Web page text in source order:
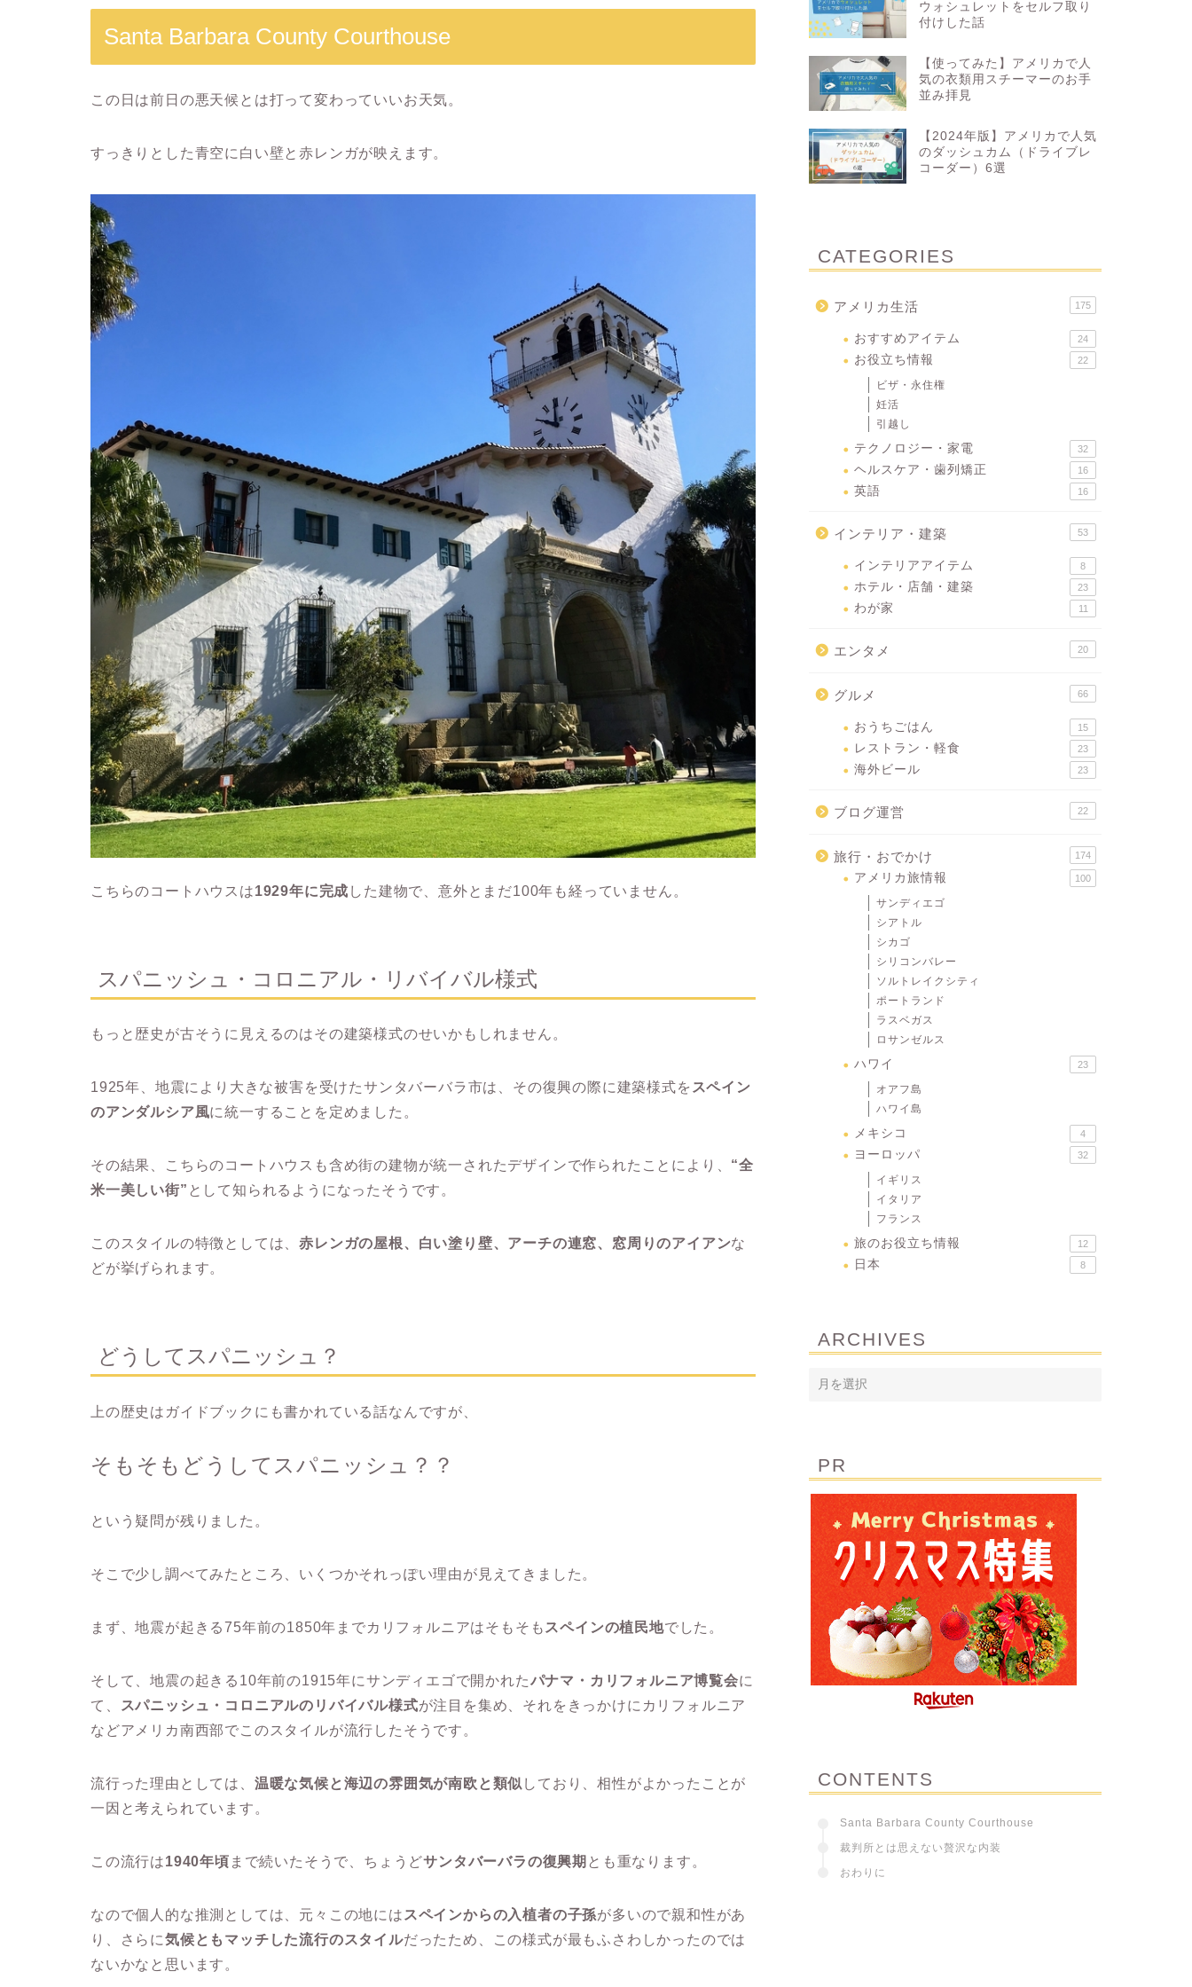
Santa Barbara County Courthouse
この日は前日の悪天候とは打って変わっていいお天気。
すっきりとした青空に白い壁と赤レンガが映えます。
こちらのコートハウスは1929年に完成 した建物で、意外とまだ100年も経っていません。
スパニッシュ・コロニアル・リバイバル様式
もっと歴史が古そうに見えるのはその建築様式のせいかもしれません。
1925年、地震により大きな被害を受けたサンタバーバラ市は、その復興の際に建築様式を スペイン
のアンダルシア風に統一することを定めました。
その結果、こちらのコートハウスも含め街の建物が統一されたデザインで作られたことにより、 “全
米一美しい街” として知られるようになったそうです。
このスタイルの特徴としては、赤レンガの屋根、白い塗り壁、アーチの連窓、窓周りのアイアンな
どが挙げられます。
どうしてスパニッシュ？
上の歴史はガイドブックにも書かれている話なんですが、
そもそもどうしてスパニッシュ？？
という疑問が残りました。
そこで少し調べてみたところ、いくつかそれっぽい理由が見えてきました。
まず、地震が起きる75年前の1850年までカリフォルニアはそもそも スペインの植民地でした。
そして、地震の起きる10年前の1915年にサンディエゴで開かれたパナマ・カリフォルニア博覧会に
て、
スパニッシュ・コロニアルのリバイバル様式が注目を集め、それをきっかけにカリフォルニア
などアメリカ南西部でこのスタイルが流行したそうです。
流行った理由としては、 温暖な気候と海辺の雰囲気が南欧と類似 しており、相性がよかったことが
一因と考えられています。
この流行は1940年頃 まで続いたそうで、ちょうどサンタバーバラの復興期 とも重なります。
なので個人的な推測としては、元々この地には スペインからの入植者の子孫が多いので親和性があ
り、さらに気候ともマッチした流行のスタイルだったため、この様式が最もふさわしかったのでは
ないかなと思います。
ウォシュレットをセルフ取り
付けした話
【使ってみた】アメリカで人
気の衣類用スチーマーのお手
並み拝見
【2024年版】アメリカで人気
のダッシュカム（ドライブレ
コーダー）6選
CATEGORIES
アメリカ生活 175
おすすめアイテム 24
お役立ち情報 22
ビザ・永住権
妊活
引越し
テクノロジー・家電 32
ヘルスケア・歯列矯正 16
英語 16
インテリア・建築 53
インテリアアイテム 8
ホテル・店舗・建築 23
わが家 11
エンタメ 20
グルメ 66
おうちごはん 15
レストラン・軽食 23
海外ビール 23
ブログ運営 22
旅行・おでかけ 174
アメリカ旅情報 100
サンディエゴ
シアトル
シカゴ
シリコンバレー
ソルトレイクシティ
ポートランド
ラスベガス
ロサンゼルス
ハワイ 23
オアフ島
ハワイ島
メキシコ 4
ヨーロッパ 32
イギリス
イタリア
フランス
旅のお役立ち情報 12
日本 8
ARCHIVES
PR
CONTENTS
Santa Barbara County Courthouse
裁判所とは思えない贅沢な内装
おわりに